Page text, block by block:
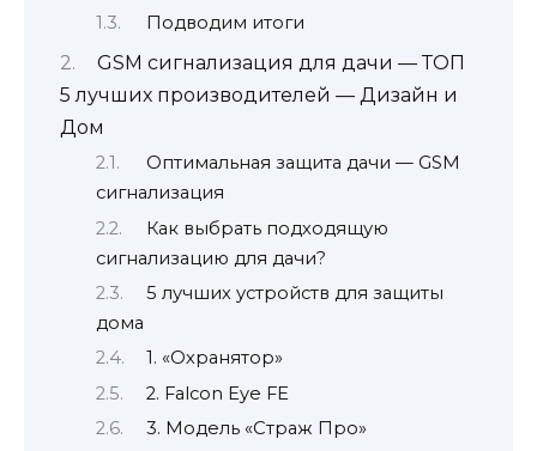
Подводим итоги
GSM сигнализация для дачи — ТОП
5 лучших производителей — Дизайн и
Дом
Оптимальная защита дачи — GSM
сигнализация
Как выбрать подходящую
сигнализацию для дачи?
5 лучших устройств для защиты
дома
1. «Охранятор»
2. Falcon Eye FE
3. Модель «Страж Про»